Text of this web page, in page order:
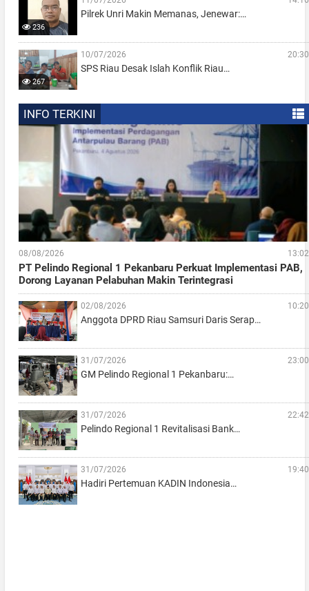
236
Pilrek Unri Makin Memanas, Jenewar:…
267
10/07/2026 20:30
SPS Riau Desak Islah Konflik Riau…
INFO TERKINI
08/08/2026 13:02
PT Pelindo Regional 1 Pekanbaru Perkuat Implementasi PAB,
Dorong Layanan Pelabuhan Makin Terintegrasi
02/08/2026 10:20
Anggota DPRD Riau Samsuri Daris Serap…
31/07/2026 23:00
GM Pelindo Regional 1 Pekanbaru:…
31/07/2026 22:42
Pelindo Regional 1 Revitalisasi Bank…
31/07/2026 19:40
Hadiri Pertemuan KADIN Indonesia…